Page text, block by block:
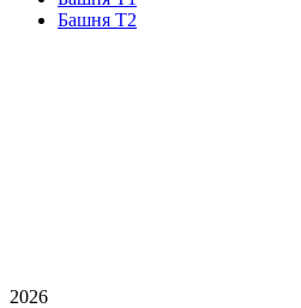
Башня Т2
2026